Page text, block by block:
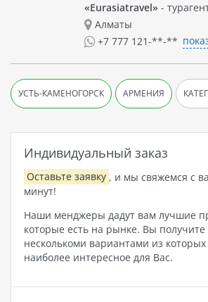
Индивидуальный заказ
Оставьте заявку , и мы свяжемся с
минут!
Наши менджеры дадут вам лучшие
которые есть на рынке. Вы получите
несколькоми вариантами из
наиболее интересное для Вас.
«Eurasiatravel» -
Алматы
+7 777 121-**-**
УСТЬ-КАМЕНОГОРСК АРМЕНИЯ